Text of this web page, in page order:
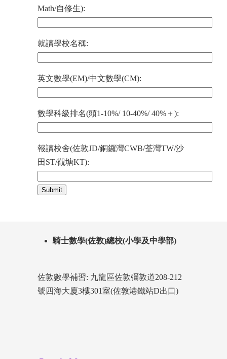
Math/自修生):
就讀學校名稱:
英文數學(EM)/中文數學(CM):
數學科級排名(頭1-10%/ 10-40%/ 40%＋):
報讀校舍(佐敦JD/銅鑼灣CWB/荃灣TW/沙
田ST/觀塘KT):
騎士數學(佐敦)總校(小學及中學部)
佐敦數學補習: 九龍區佐敦彌敦道208-212
號四海大廈3樓301室(佐敦港鐵站D出口)